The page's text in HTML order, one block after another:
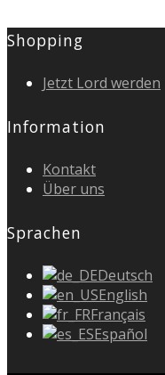
Shopping
Jetzt Lord werden
Information
Kontakt
Über uns
Sprachen
Deutsch
English
Français
Español